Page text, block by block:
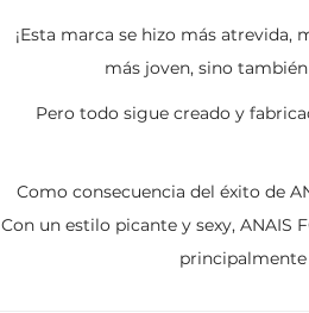
¡Esta marca se hizo más
más joven, sino
Pero todo sigue creado y
Como consecuencia del éxito de
Con un estilo picante y sexy, ANAIS